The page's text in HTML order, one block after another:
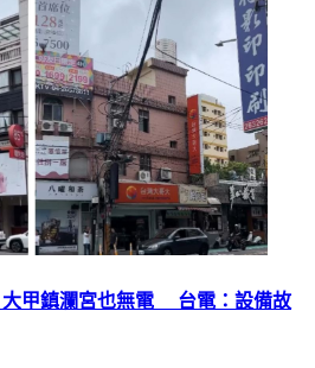
大甲鎮瀾宮也無電 台電：設備故